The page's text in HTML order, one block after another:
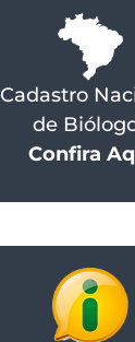
Cadastro
de
Confira